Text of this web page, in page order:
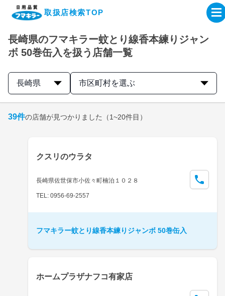
取扱店検索TOP
企業・IR情報サイト
製品情報サイト
取扱店検索はこちら
長崎県のフマキラー蚊とり線香本練りジャン
ボ 50巻缶入を扱う店舗一覧
長崎県 市区町村を選ぶ
39件の店舗が見つかりました （1~20件目）
クスリのウラタ
長崎県佐世保市小佐々町楠泊１０２８
TEL: 0956-69-2557
フマキラー蚊とり線香本練りジャンボ 50巻缶入
ホームプラザナフコ有家店